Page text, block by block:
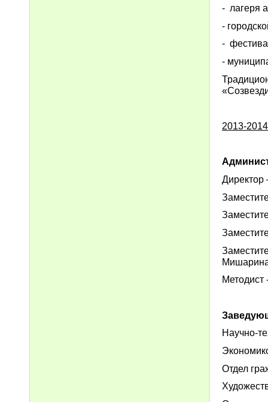
- лагеря
-
-
-
2013-
Директор
Научно-
Отдел